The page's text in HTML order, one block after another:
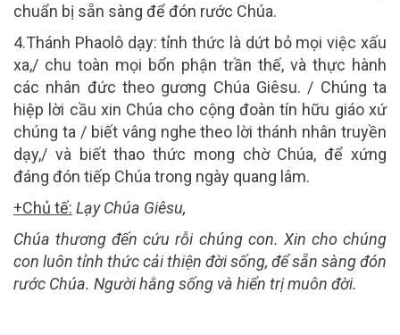
chuẩn bị sẵn sàng để đón rước Chúa.
4.Thánh Phaolô dạy: tỉnh thức là dứt bỏ mọi việc xấu
xa,/ chu toàn mọi bổn phận trần thế, và thực hành
các nhân đức theo gương Chúa Giêsu. / Chúng ta
hiệp lời cầu xin Chúa cho cộng đoàn tín hữu giáo xứ
chúng ta / biết vâng nghe theo lời thánh nhân truyền
dạy,/ và biết thao thức mong chờ Chúa, để xứng
đáng đón tiếp Chúa trong ngày quang lâm.
+Chủ tế: Lạy Chúa Giêsu,
Chúa thương đến cứu rỗi chúng con. Xin cho chúng
con luôn tỉnh thức cải thiện đời sống, để sẵn sàng đón
rước Chúa. Người hằng sống và hiển trị muôn đời.